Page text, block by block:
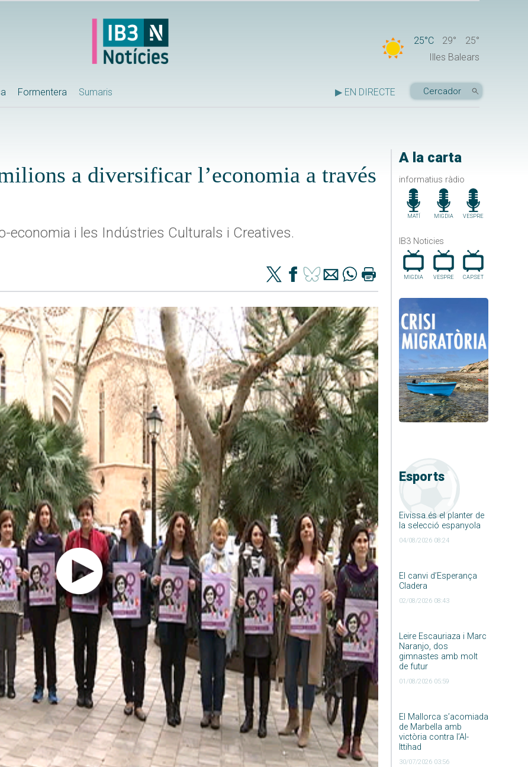
25°C 29°
25°
Illes Balears
Formentera Sumaris ▶ EN DIRECTE
A la carta
informatius ràdio
MATÍ MIGDIA VESPRE
IB3 Noticies
MIGDIA VESPRE CAP.SET
Esports
Eivissa és el planter de
la selecció espanyola
04/08/2026 08:24
El canvi d’Esperança
Cladera
02/08/2026 08:43
Leire Escauriaza i Marc
Naranjo, dos
gimnastes amb molt
de futur
01/08/2026 05:59
El Mallorca s’acomiada
de Marbella amb
victòria contra l’Al-
Ittihad
30/07/2026 03:56
a diversificar l’economia a través
economia i les Indústries Culturals i Creatives.